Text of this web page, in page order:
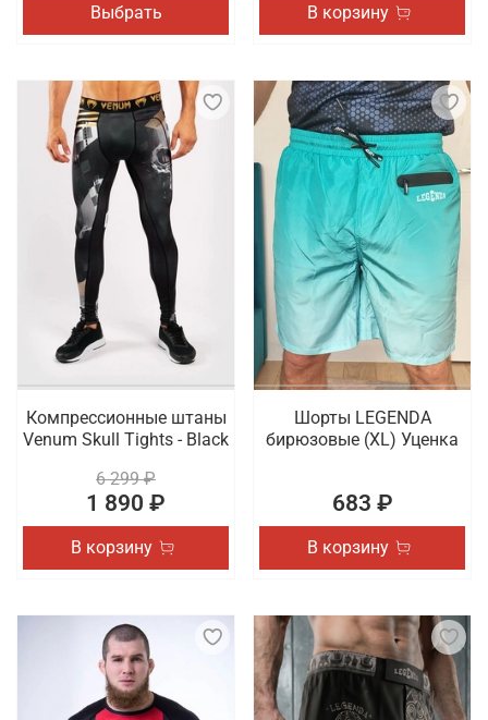
Выбрать В корзину
Компрессионные штаны
Venum Skull Tights - Black
6 299 ₽
1 890 ₽
В корзину
Шорты LEGENDA
бирюзовые (XL) Уценка
683 ₽
В корзину